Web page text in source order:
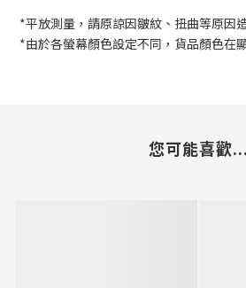
*平放測量，請原諒因皺紋、扭曲等原因
*由於各螢幕顏色設定不同，貨品顏色在
您可能喜歡...